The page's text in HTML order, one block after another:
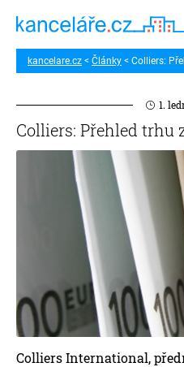
kancelare.cz Články Colliers:
1.
Colliers: Přehled trhu
Colliers International,